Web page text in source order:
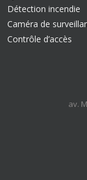
Détection incendie
Caméra de
Contrôle d’accès
av.